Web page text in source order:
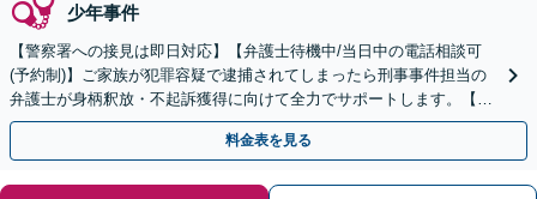
少年事件
【警察署への接見は即日対応】【弁護士待機中/当日中の電話相談可
(予約制)】ご家族が犯罪容疑で逮捕されてしまったら刑事事件担当の
弁護士が身柄釈放・不起訴獲得に向けて全力でサポートします。【毎
月100名以上の相談実績】【全国対応】
料金表を見る